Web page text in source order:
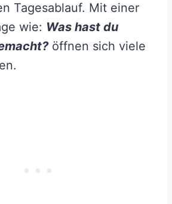
Tagesablauf. Mit einer
wie: Was hast du
öffnen sich viele